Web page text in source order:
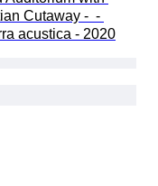
Cutaway -  -
acustica - 2020